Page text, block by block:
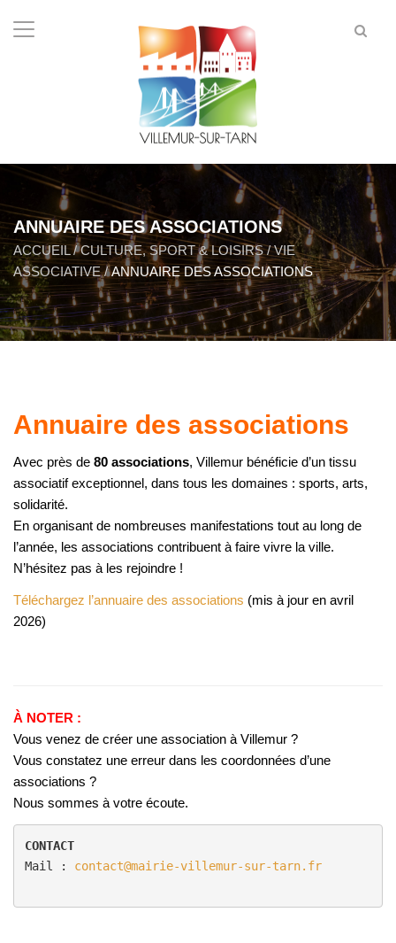
ANNUAIRE DES ASSOCIATIONS
ACCUEIL/ CULTURE, SPORT & LOISIRS/VIE
ASSOCIATIVE/ANNUAIRE DES ASSOCIATIONS
Annuaire des associations
Avec près de 80 associations, Villemur bénéficie d’un tissu
associatif exceptionnel, dans tous les domaines : sports, arts,
solidarité.
En organisant de nombreuses manifestations tout au long de
l’année, les associations contribuent à faire vivre la ville.
N’hésitez pas à les rejoindre !
Téléchargez l’annuaire des associations (mis à jour en avril
2026)
À NOTER :
Vous venez de créer une association à Villemur ?
Vous constatez une erreur dans les coordonnées d’une
associations ?
Nous sommes à votre écoute.
CONTACT
Mail : contact@mairie-villemur-sur-tarn.fr